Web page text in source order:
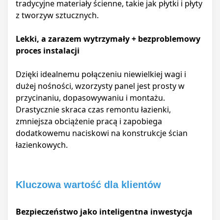
tradycyjne materiały ścienne, takie jak płytki i płyty
z tworzyw sztucznych.
Lekki, a zarazem wytrzymały + bezproblemowy
proces instalacji
Dzięki idealnemu połączeniu niewielkiej wagi i
dużej nośności, wzorzysty panel jest prosty w
przycinaniu, dopasowywaniu i montażu.
Drastycznie skraca czas remontu łazienki,
zmniejsza obciążenie pracą i zapobiega
dodatkowemu naciskowi na konstrukcje ścian
łazienkowych.
Kluczowa wartość dla klientów
Bezpieczeństwo jako inteligentna inwestycja